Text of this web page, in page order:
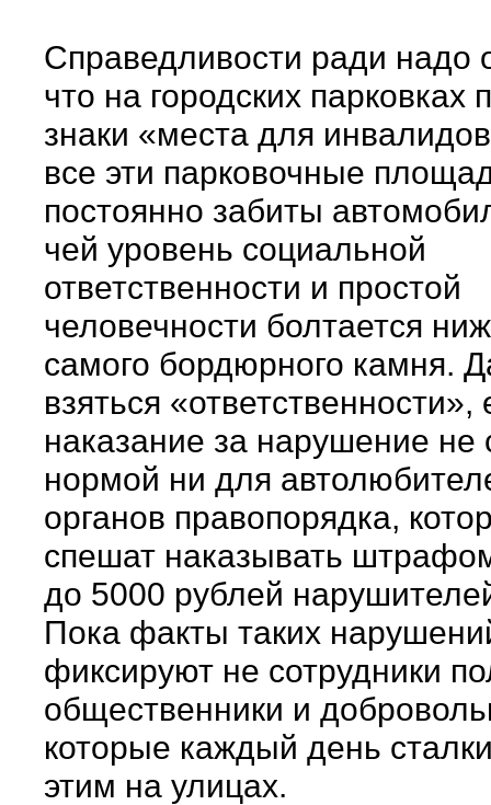
Справедливости ради надо
что на городских парковках
знаки «места для
все эти парковочные
постоянно забиты
чей уровень социальной
ответственности и простой
человечности болтается
самого бордюрного камня.
взяться «ответственности»,
наказание за нарушение не
нормой ни для
органов правопорядка,
спешат наказывать
до 5000 рублей
Пока факты таких
фиксируют не сотрудники
общественники и
которые каждый день
этим на улицах.